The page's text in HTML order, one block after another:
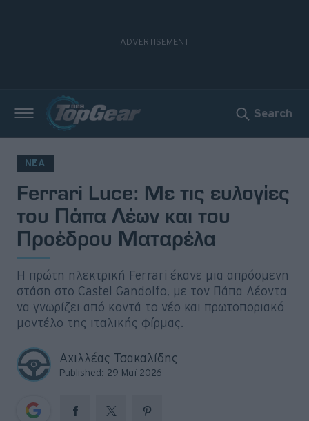
Search
ΝΕΑ
Ferrari Luce: Με τις ευλογίες
του Πάπα Λέων και του
Προέδρου Ματαρέλα
Η πρώτη ηλεκτρική Ferrari έκανε μια απρόσμενη
στάση στο Castel Gandolfo, με τον Πάπα Λέοντα
να γνωρίζει από κοντά το νέο και πρωτοποριακό
μοντέλο της ιταλικής φίρμας.
Αχιλλέας Τσακαλίδης
Published: 29 Μαϊ 2026
Νέα
Δοκιμές
Electric
Motorsport
Άποψη
Viral
Big Reads
Retro
Moto
Gaming